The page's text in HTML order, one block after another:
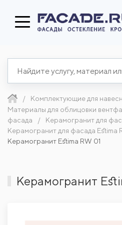
Комплектующие для
Материалы для облицовки
фасада
Керамогранит для
Керамогранит для фасада Estima
Керамогранит Estima RW 01
Керамогранит